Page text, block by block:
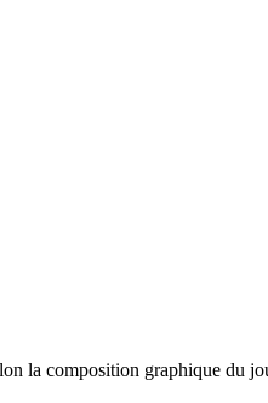
la composition graphique du